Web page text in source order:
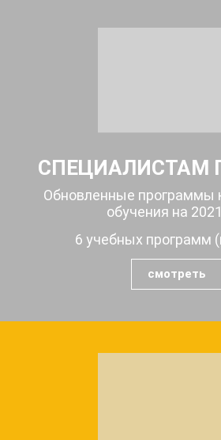
СПЕЦИАЛИСТАМ
Обновленные программы
обучения на
6 учебных программ
смотреть